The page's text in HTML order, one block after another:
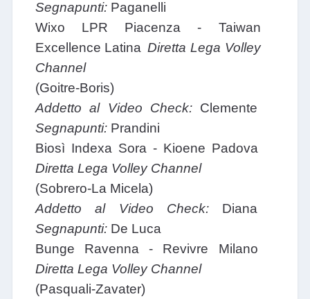
Segnapunti: Paganelli
Wixo LPR Piacenza - Taiwan
Excellence Latina Diretta Lega Volley
Channel
(Goitre-Boris)
Addetto al Video Check: Clemente
Segnapunti: Prandini
Biosì Indexa Sora - Kioene Padova
Diretta Lega Volley Channel
(Sobrero-La Micela)
Addetto al Video Check:
Diana
Segnapunti: De Luca
Bunge Ravenna - Revivre Milano
Diretta Lega Volley Channel
(Pasquali-Zavater)